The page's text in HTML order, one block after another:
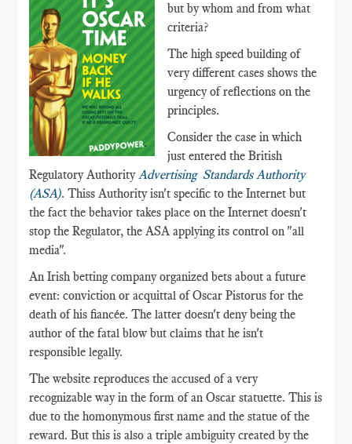
but by whom and from what
criteria?
The high speed building of
very different cases shows the
urgency of reflections on the
principles.
Consider the case in which
just entered the British
Regulatory AuthorityAdvertising Standards Authority
(ASA). Thiss Authority isn't specific to the Internet but
the fact the behavior takes place on the Internet doesn't
stop the Regulator, the ASA applying its control on "all
media".
An Irish betting company organized bets about a future
event: conviction or acquittal of Oscar Pistorus for the
death of his fiancée. The latter doesn't deny being the
author of the fatal blow but claims that he isn't
responsible legally.
The website reproduces the accused of a very
recognizable way in the form of an Oscar statuette. This is
due to the homonymous first name and the statue of the
reward. But this is also a triple ambiguity created by the